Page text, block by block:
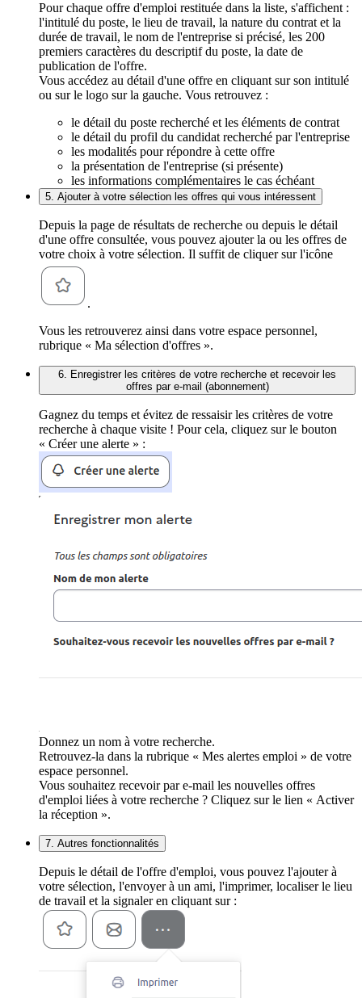
Pour chaque offre d'emploi restituée dans la liste, s'affichent :
l'intitulé du poste, le lieu de travail, la nature du contrat et la
durée de travail, le nom de l'entreprise si précisé, les 200
premiers caractères du descriptif du poste, la date de
publication de l'offre.
Vous accédez au détail d'une offre en cliquant sur son intitulé
ou sur le logo sur la gauche. Vous retrouvez :
le détail du poste recherché et les éléments de contrat
le détail du profil du candidat recherché par l'entreprise
les modalités pour répondre à cette offre
la présentation de l'entreprise (si présente)
les informations complémentaires le cas échéant
5. Ajouter à votre sélection les offres qui vous intéressent
Depuis la page de résultats de recherche ou depuis le détail
d'une offre consultée, vous pouvez ajouter la ou les offres de
votre choix à votre sélection. Il suffit de cliquer sur l'icône
.
Vous les retrouverez ainsi dans votre espace personnel,
rubrique « Ma sélection d'offres ».
6. Enregistrer les critères de votre recherche et recevoir les
offres par e-mail (abonnement)
Gagnez du temps et évitez de ressaisir les critères de votre
recherche à chaque visite ! Pour cela, cliquez sur le bouton
« Créer une alerte » :
Donnez un nom à votre recherche.
Retrouvez-la dans la rubrique « Mes alertes emploi » de votre
espace personnel.
Vous souhaitez recevoir par e-mail les nouvelles offres
d'emploi liées à votre recherche ? Cliquez sur le lien « Activer
la réception ».
7. Autres fonctionnalités
Depuis le détail de l'offre d'emploi, vous pouvez l'ajouter à
votre sélection, l'envoyer à un ami, l'imprimer, localiser le lieu
de travail et la signaler en cliquant sur :